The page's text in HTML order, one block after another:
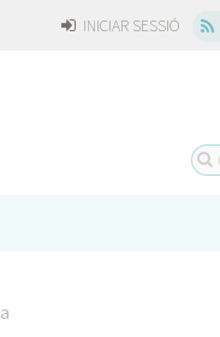
INICIAR SESSIÓ